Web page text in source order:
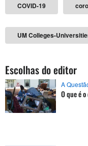
COVID-19
UM Colleges-
Escolhas do editor
A
O que é